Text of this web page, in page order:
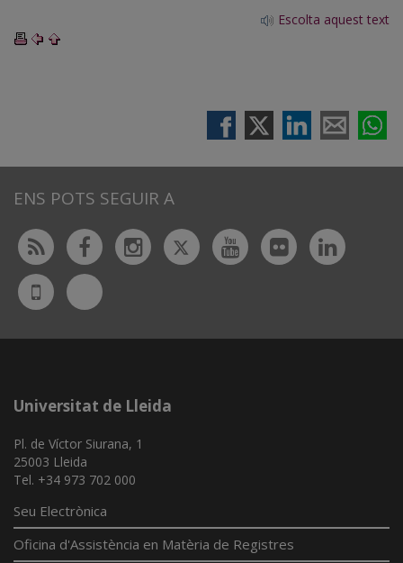
Escolta aquest text
ENS POTS SEGUIR A
Rss FacebookInstagram
TwitterYoutubeFlickr
UdL
App
Bluesky
Universitat de Lleida
Pl. de Víctor Siurana, 1
25003 Lleida
Tel. +34 973 702 000
Seu Electrònica
Oficina d'Assistència en Matèria de Registres